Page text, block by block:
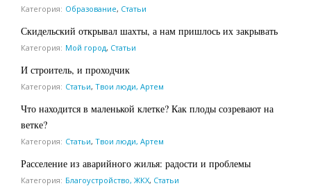
Категория: Образование, Статьи
Скидельский открывал шахты, а нам пришлось их закрывать
Категория: Мой город, Статьи
И строитель, и проходчик
Категория: Статьи, Твои люди, Артем
Что находится в маленькой клетке? Как плоды созревают на
ветке?
Категория: Статьи, Твои люди, Артем
Расселение из аварийного жилья: радости и проблемы
Категория: Благоустройство, ЖКХ, Статьи